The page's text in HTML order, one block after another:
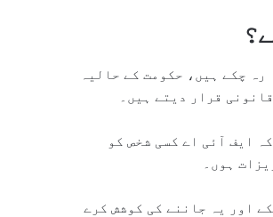
چکے ہیں، حکومت کے حالیہ
قرار دیتے ہیں۔
ایف آئی اے کسی شخص کو
ہوں۔
اور یہ جاننے کی کوشش کرے